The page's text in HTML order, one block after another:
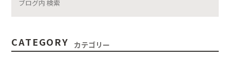
CATEGORY カテゴリー